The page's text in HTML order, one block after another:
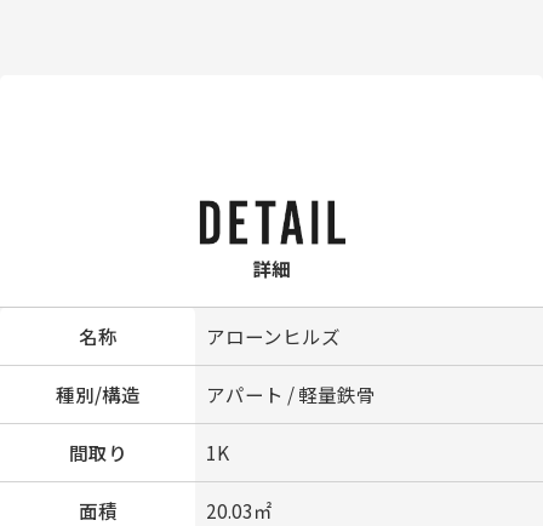
詳細
名称 アローンヒルズ
種別/構造 アパート / 軽量鉄骨
間取り 1K
面積 20.03㎡